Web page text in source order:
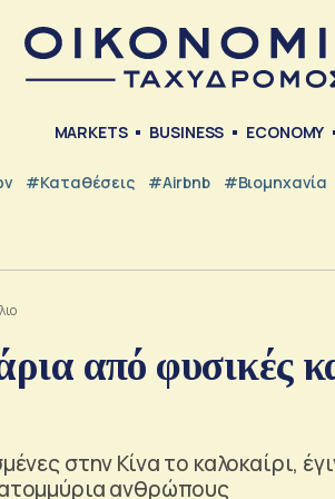
MARKETS BUSINESS ECONOMY
#Καταθέσεις #Airbnb #Βιομηχανία
από φυσικές
στην Κίνα το καλοκαίρι,
ανθρώπους